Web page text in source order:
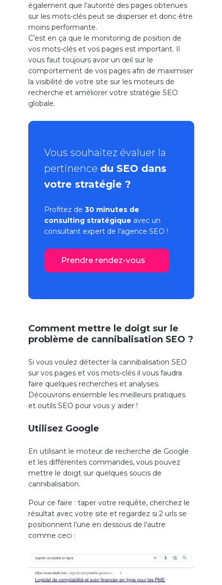
également que l’autorité des pages obtenues
sur les mots-clés peut se disperser et donc être
moins performante.
C’est en ça que le monitoring de position de
vos mots-clés et vos pages est important. Il
vous faut toujours avoir un œil sur le
comportement de vos pages afin de maximiser
la visibilité de votre site sur les moteurs de
recherche et améliorer votre stratégie SEO
globale.
Vous souhaitez évaluer la
pertinence du SEO dans
votre stratégie ?
Profitez de 30 minutes de
consulting stratégique avec un
consultant expert de l'agence SEO !
Prendre rendez-vous
Comment mettre le doigt sur le
problème de cannibalisation SEO ?
Si vous voulez détecter la cannibalisation SEO
sur vos pages et vos mots-clés il vous faudra
faire quelques recherches et analyses.
Découvrons ensemble les meilleurs pratiques
et outils SEO pour vous y aider !
Utilisez Google
En utilisant le moteur de recherche de Google
et les différentes commandes, vous pouvez
mettre le doigt sur quelques soucis de
cannibalisation.
Pour ce faire : taper votre requête, cherchez le
résultat avec votre site et regardez si 2 urls se
positionnent l’une en dessous de l’autre
comme ceci :